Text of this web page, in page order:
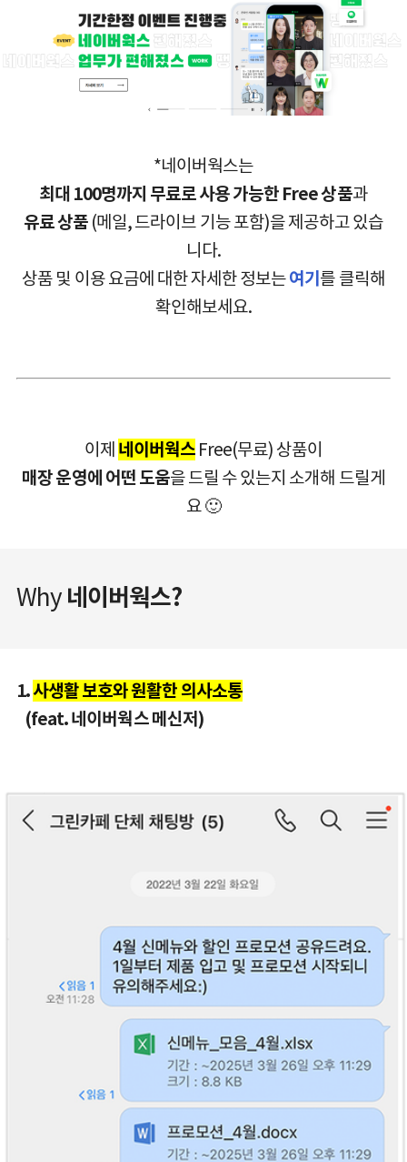
*네이버웍스는
최대 100명까지 무료로 사용 가능한 Free 상품과
유료 상품 (메일, 드라이브 기능 포함)을 제공하고 있습
니다.
상품 및 이용 요금에 대한 자세한 정보는여기 를 클릭해
확인해보세요.
이제 네이버웍스Free(무료) 상품이
매장 운영에 어떤 도움을 드릴 수 있는지 소개해 드릴게
요 🙂
Why 네이버웍스?
1.사생활 보호와 원활한 의사소통
(feat. 네이버웍스 메신저)